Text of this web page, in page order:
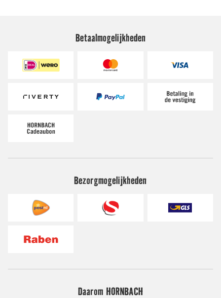
Betaalmogelijkheden
Bezorgmogelijkheden
Daarom HORNBACH